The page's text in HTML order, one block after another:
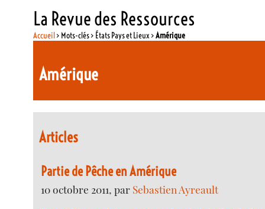
La Revue des Ressources
Accueil> Mots-clés > États Pays et Lieux >Amérique
Amérique
Articles
Partie de Pêche en Amérique
10 octobre 2011, par Sebastien Ayreault